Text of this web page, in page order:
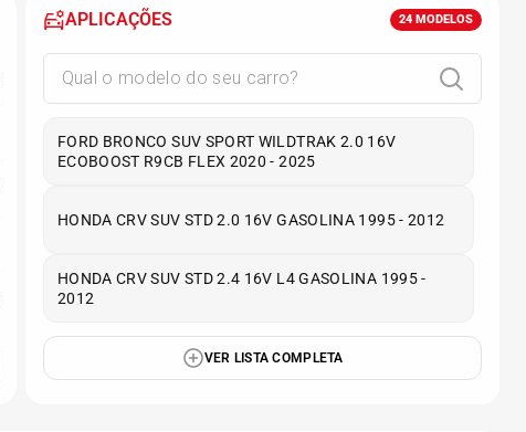
APLICAÇÕES 24 MODELOS
FORD BRONCO SUV SPORT WILDTRAK 2.0 16V
ECOBOOST R9CB FLEX 2020 - 2025
HONDA CRV SUV STD 2.0 16V GASOLINA 1995 - 2012
HONDA CRV SUV STD 2.4 16V L4 GASOLINA 1995 -
2012
VER LISTA COMPLETA